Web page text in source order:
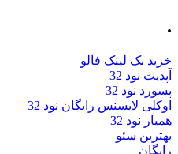
.
خرید بک لینک فالو
آپدیت نود 32
پسورد نود 32
اوکلی لایسنس رایگان نود 32
همیار نود 32
بهترین سئو
رایگان